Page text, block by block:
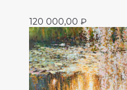
120 000,00 ₽